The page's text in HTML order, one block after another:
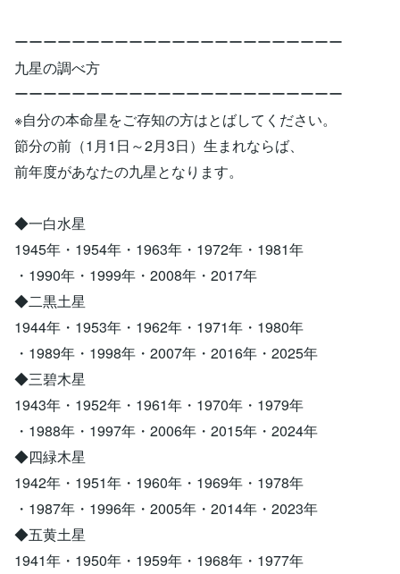
ーーーーーーーーーーーーーーーーーーーーーーー
九星の調べ方
ーーーーーーーーーーーーーーーーーーーーーーー
※自分の本命星をご存知の方はとばしてください。
節分の前（1月1日～2月3日）生まれならば、
前年度があなたの九星となります。
◆一白水星
1945年・1954年・1963年・1972年・1981年
・1990年・1999年・2008年・2017年
◆二黒土星
1944年・1953年・1962年・1971年・1980年
・1989年・1998年・2007年・2016年・2025年
◆三碧木星
1943年・1952年・1961年・1970年・1979年
・1988年・1997年・2006年・2015年・2024年
◆四緑木星
1942年・1951年・1960年・1969年・1978年
・1987年・1996年・2005年・2014年・2023年
◆五黄土星
1941年・1950年・1959年・1968年・1977年